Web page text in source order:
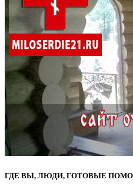
ГДЕ ВЫ, ЛЮДИ, ГОТОВЫЕ